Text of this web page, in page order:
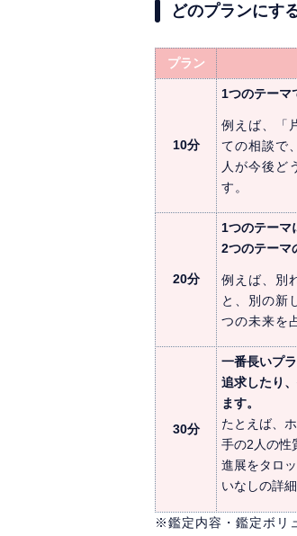
どのプランにす
プラン
10分
1つのテーマ
例えば、「
ての相談で
人が今後ど
す。
20分
1つのテーマ
2つのテー
例えば、別
と、別の新
つの未来を
30分
一番長いプ
追求したり
ます。
たとえば、
手の2人の性
進展をタロ
いなしの詳
※鑑定内容・鑑定ボリ